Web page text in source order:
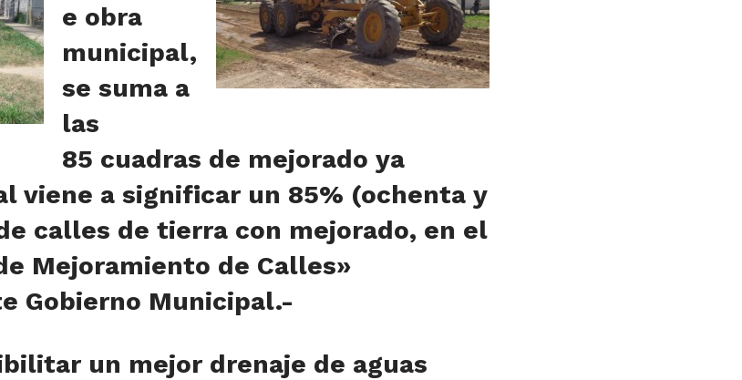
e obra
municipal,
se suma a
las
85 cuadras de mejorado ya
viene a significar un 85% (ochenta y
calles de tierra con mejorado, en el
Mejoramiento de Calles»
Gobierno Municipal.-
un mejor drenaje de aguas